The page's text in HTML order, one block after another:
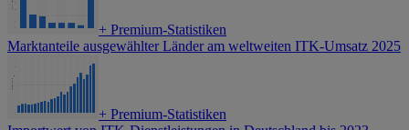
+ Premium-Statistiken
Marktanteile ausgewählter Länder am weltweiten ITK-Umsatz 2025
+ Premium-Statistiken